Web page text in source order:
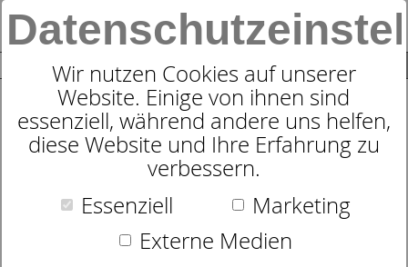
Wir nutzen Cookies auf unserer
Website. Einige von ihnen sind
essenziell, während andere uns helfen,
diese Website und Ihre Erfahrung zu
verbessern.
Essenziell
Marketing
Externe Medien
0
Taschenfederkernmatratze
Auping One